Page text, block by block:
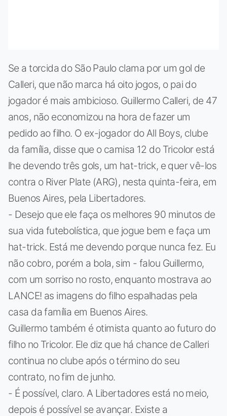
Se a torcida do São Paulo clama por um gol de
Calleri, que não marca há oito jogos, o pai do
jogador é mais ambicioso. Guillermo Calleri, de 47
anos, não economizou na hora de fazer um
pedido ao filho. O ex-jogador do All Boys, clube
da família, disse que o camisa 12 do Tricolor está
lhe devendo três gols, um hat-trick, e quer vê-los
contra o River Plate (ARG), nesta quinta-feira, em
Buenos Aires, pela Libertadores.
- Desejo que ele faça os melhores 90 minutos de
sua vida futebolística, que jogue bem e faça um
hat-trick. Está me devendo porque nunca fez. Eu
não cobro, porém a bola, sim - falou Guillermo,
com um sorriso no rosto, enquanto mostrava ao
LANCE! as imagens do filho espalhadas pela
casa da família em Buenos Aires.
Guillermo também é otimista quanto ao futuro do
filho no Tricolor. Ele diz que há chance de Calleri
continua no clube após o término do seu
contrato, no fim de junho.
- É possível, claro. A Libertadores está no meio,
depois é possível se avançar. Existe a